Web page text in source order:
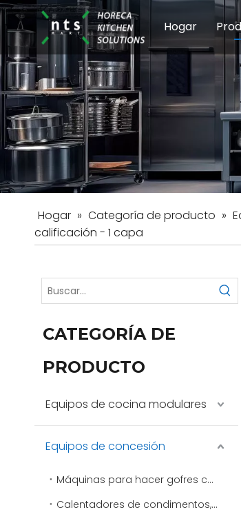
Hogar
Hogar » Categoría de producto »
calificación - 1 capa
CATEGORÍA DE
PRODUCTO
Equipos de cocina modulares
Equipos de concesión
Máquinas para hacer gofres comerciales
Calentadores de condimentos, aderezos y salsas